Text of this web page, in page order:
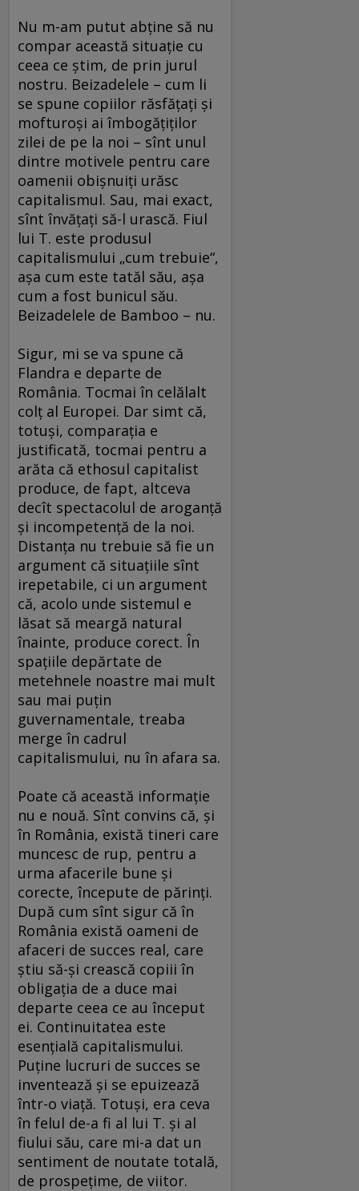
Nu m-am putut abţine să nu
compar această situaţie cu
ceea ce ştim, de prin jurul
nostru. Beizadelele – cum li
se spune copiilor răsfăţaţi şi
mofturoşi ai îmbogăţiţilor
zilei de pe la noi – sînt unul
dintre motivele pentru care
oamenii obişnuiţi urăsc
capitalismul. Sau, mai exact,
sînt învăţaţi să-l urască. Fiul
lui T. este produsul
capitalismului „cum trebuie“,
aşa cum este tatăl său, aşa
cum a fost bunicul său.
Beizadelele de Bamboo – nu.
Sigur, mi se va spune că
Flandra e departe de
România. Tocmai în celălalt
colţ al Europei. Dar simt că,
totuşi, comparaţia e
justificată, tocmai pentru a
arăta că ethosul capitalist
produce, de fapt, altceva
decît spectacolul de aroganţă
şi incompetenţă de la noi.
Distanţa nu trebuie să fie un
argument că situaţiile sînt
irepetabile, ci un argument
că, acolo unde sistemul e
lăsat să meargă natural
înainte, produce corect. În
spaţiile depărtate de
metehnele noastre mai mult
sau mai puţin
guvernamentale, treaba
merge în cadrul
capitalismului, nu în afara sa.
Poate că această informaţie
nu e nouă. Sînt convins că, şi
în România, există tineri care
muncesc de rup, pentru a
urma afacerile bune şi
corecte, începute de părinţi.
După cum sînt sigur că în
România există oameni de
afaceri de succes real, care
ştiu să-şi crească copiii în
obligaţia de a duce mai
departe ceea ce au început
ei. Continuitatea este
esenţială capitalismului.
Puţine lucruri de succes se
inventează şi se epuizează
într-o viaţă. Totuşi, era ceva
în felul de-a fi al lui T. şi al
fiului său, care mi-a dat un
sentiment de noutate totală,
de prospeţime, de viitor.